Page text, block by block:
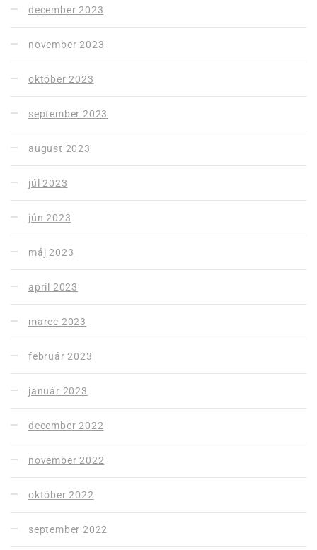
december 2023
november 2023
október 2023
september 2023
august 2023
júl 2023
jún 2023
máj 2023
apríl 2023
marec 2023
február 2023
január 2023
december 2022
november 2022
október 2022
september 2022